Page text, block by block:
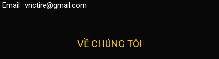
Email : vnctire@gmail.com
VỀ CHÚNG TÔI